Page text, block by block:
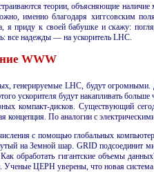
теории, объясняющие
именно благодаря хиггсовским
я приду к своей бабушке и скажу:
все надежды — на ускоритель LHC.
WWW
генерируемые LHC, будут
ускорителя будут накапливать
компакт-дисков. Существу­ющий
По аналогии с
с помощью глобальных
на Земной шар. GRIDподсоединит
обработать гигантские объемы
Ученые ЦЕРН уверены, что новая